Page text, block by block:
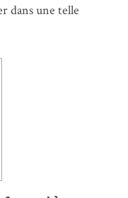
dans une telle